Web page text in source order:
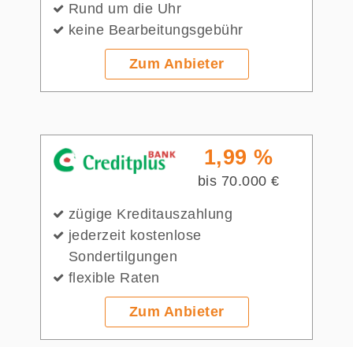
Rund um die Uhr
keine Bearbeitungsgebühr
Zum Anbieter
1,99 %
bis 70.000 €
zügige Kreditauszahlung
jederzeit kostenlose
Sondertilgungen
flexible Raten
Zum Anbieter